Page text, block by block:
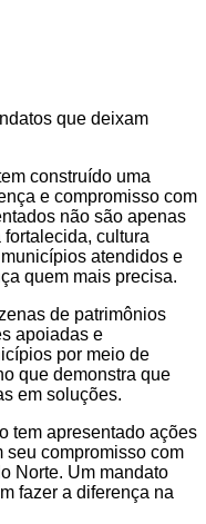
que deixam
construído uma
e compromisso com
não são apenas
cultura
atendidos e
quem mais precisa.
de patrimônios
apoiadas e
por meio de
que demonstra que
em soluções.
tem apresentado ações
seu compromisso com
Norte. Um mandato
fazer a diferença na